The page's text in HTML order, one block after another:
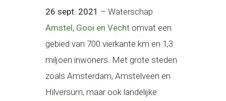
26 sept. 2021 – Waterschap
Amstel, Gooi en Vechtomvat een
gebied van 700 vierkante km en 1,3
miljoen inwoners. Met grote steden
zoals Amsterdam, Amstelveen en
Hilversum, maar ook landelijke